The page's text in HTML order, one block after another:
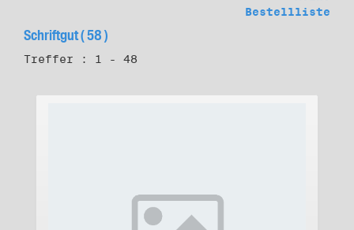
Bestellliste
Schriftgut ( 58 )
Treffer : 1 - 48